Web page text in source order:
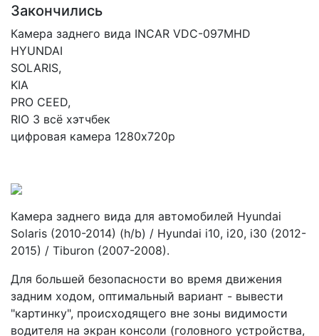
Закончились
Камера заднего вида INCAR VDC-097MHD
HYUNDAI
SOLARIS,
KIA
PRO CEED,
RIO 3 всё хэтчбек
цифровая камера 1280х720р
Камера заднего вида для автомобилей Hyundai
Solaris (2010-2014) (h/b) / Hyundai i10, i20, i30 (2012-
2015) / Tiburon (2007-2008).
Для большей безопасности во время движения
задним ходом, оптимальный вариант - вывести
"картинку", происходящего вне зоны видимости
водителя на экран консоли (головного устройства,